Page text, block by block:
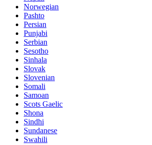
Norwegian
Pashto
Persian
Punjabi
Serbian
Sesotho
Sinhala
Slovak
Slovenian
Somali
Samoan
Scots Gaelic
Shona
Sindhi
Sundanese
Swahili